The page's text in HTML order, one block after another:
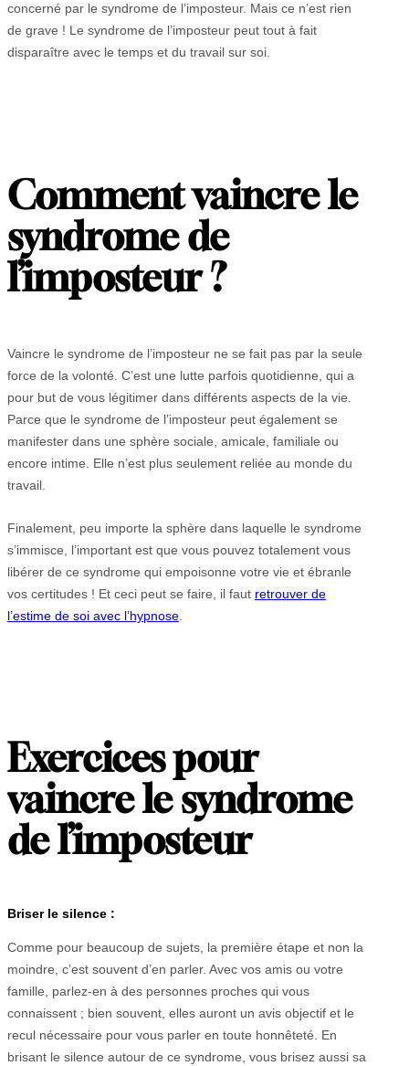
concerné par le syndrome de l’imposteur. Mais ce n’est rien
de grave ! Le syndrome de l’imposteur peut tout à fait
disparaître avec le temps et du travail sur soi.
Comment vaincre le
syndrome de
l’imposteur ?
Vaincre le syndrome de l’imposteur ne se fait pas par la seule
force de la volonté. C’est une lutte parfois quotidienne, qui a
pour but de vous légitimer dans différents aspects de la vie.
Parce que le syndrome de l’imposteur peut également se
manifester dans une sphère sociale, amicale, familiale ou
encore intime. Elle n’est plus seulement reliée au monde du
travail.
Finalement, peu importe la sphère dans laquelle le syndrome
s’immisce, l’important est que vous pouvez totalement vous
libérer de ce syndrome qui empoisonne votre vie et ébranle
vos certitudes ! Et ceci peut se faire, il faut retrouver de
l’estime de soi avec l’hypnose
Exercices pour
vaincre le syndrome
de l’imposteur
Briser le silence :
Comme pour beaucoup de sujets, la première étape et non la
moindre, c’est souvent d’en parler. Avec vos amis ou votre
famille, parlez-en à des personnes proches qui vous
connaissent ; bien souvent, elles auront un avis objectif et le
recul nécessaire pour vous parler en toute honnêteté. En
brisant le silence autour de ce syndrome, vous brisez aussi sa